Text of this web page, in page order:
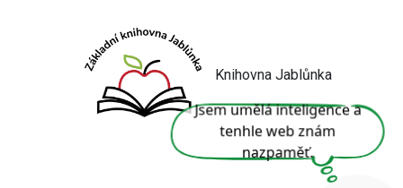
Knihovna Jablůnka
Jsem umělá inteligence a
tenhle web znám
nazpaměť.